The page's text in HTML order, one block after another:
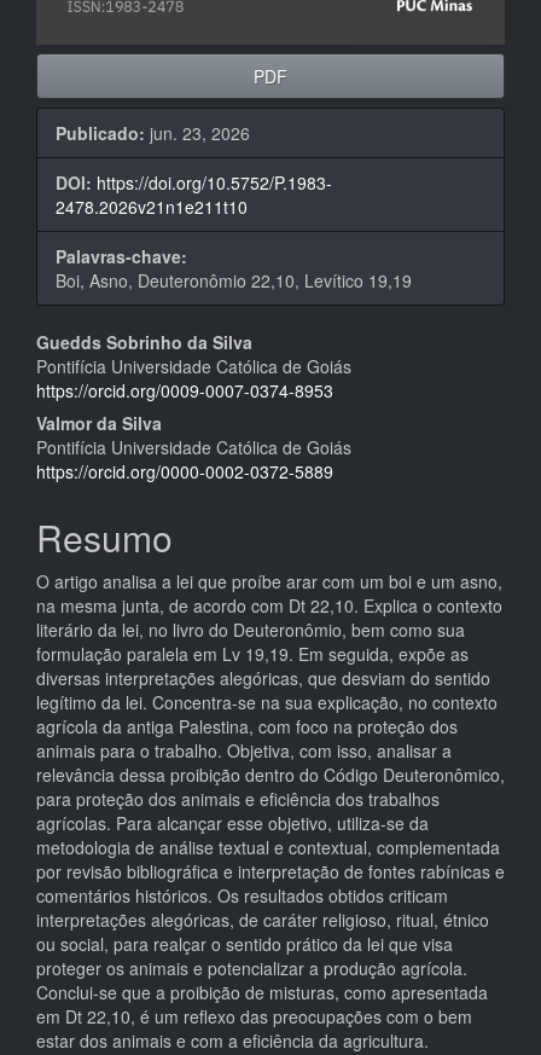
PDF
Publicado: jun. 23, 2026
DOI: https://doi.org/10.5752/P.1983-
2478.2026v21n1e211t10
Palavras-chave:
Boi, Asno, Deuteronômio 22,10, Levítico 19,19
Conteúdo
do
artigo
principal
Guedds Sobrinho da Silva
Pontifícia Universidade Católica de Goiás
https://orcid.org/0009-0007-0374-8953
Valmor da Silva
Pontifícia Universidade Católica de Goiás
https://orcid.org/0000-0002-0372-5889
Resumo
O artigo analisa a lei que proíbe arar com um boi e um asno,
na mesma junta, de acordo com Dt 22,10. Explica o contexto
literário da lei, no livro do Deuteronômio, bem como sua
formulação paralela em Lv 19,19. Em seguida, expõe as
diversas interpretações alegóricas, que desviam do sentido
legítimo da lei. Concentra-se na sua explicação, no contexto
agrícola da antiga Palestina, com foco na proteção dos
animais para o trabalho. Objetiva, com isso, analisar a
relevância dessa proibição dentro do Código Deuteronômico,
para proteção dos animais e eficiência dos trabalhos
agrícolas. Para alcançar esse objetivo, utiliza-se da
metodologia de análise textual e contextual, complementada
por revisão bibliográfica e interpretação de fontes rabínicas e
comentários históricos. Os resultados obtidos criticam
interpretações alegóricas, de caráter religioso, ritual, étnico
ou social, para realçar o sentido prático da lei que visa
proteger os animais e potencializar a produção agrícola.
Conclui-se que a proibição de misturas, como apresentada
em Dt 22,10, é um reflexo das preocupações com o bem
estar dos animais e com a eficiência da agricultura.